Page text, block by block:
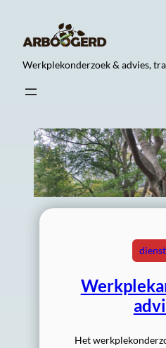
inhoud
Werkplekonderzoek & advies,
Het